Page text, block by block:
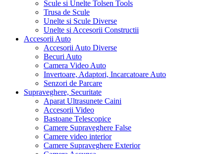
Scule si Unelte Tolsen Tools
Trusa de Scule
Unelte si Scule Diverse
Unelte si Accesorii Constructii
Accesorii Auto
Accesorii Auto Diverse
Becuri Auto
Camera Video Auto
Invertoare, Adaptori, Incarcatoare Auto
Senzori de Parcare
Supraveghere, Securitate
Aparat Ultrasunete Caini
Accesorii Video
Bastoane Telescopice
Camere Supraveghere False
Camere video interior
Camere Supraveghere Exterior